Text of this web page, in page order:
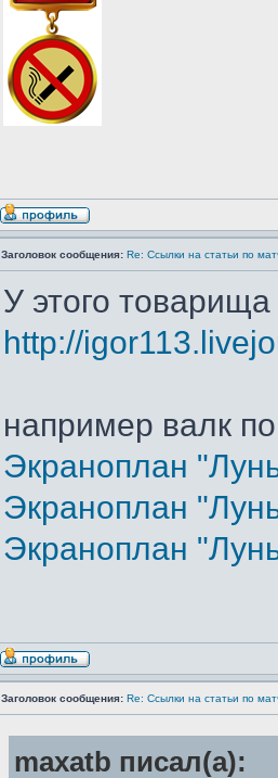
Заголовок сообщения: Re: Ссылки на статьи по
У этого
http://
например валк
Экраноплан
Экраноплан
Экраноплан
Заголовок сообщения: Re: Ссылки на статьи по
maxatb писал(а):